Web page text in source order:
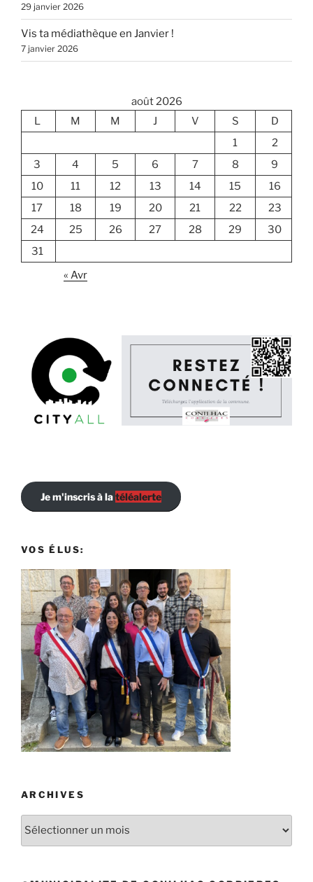
29 janvier 2026
Vis ta médiathèque en Janvier !
7 janvier 2026
août 2026
L
M M J V S
D
1
2
3
4 5 6 7 8
9
10
11 12 13 14 15
16
17
18 19 20 21 22
23
24
25 26 27 28 29
30
31
« Avr
Je m'inscris à latéléalerte
VOS ÉLUS:
ARCHIVES